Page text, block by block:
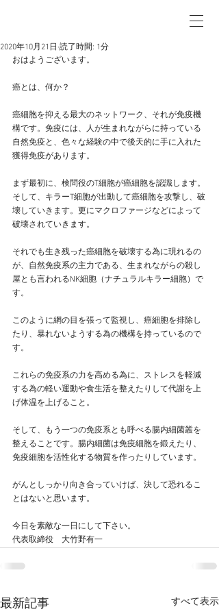
2020年10月21日 読了時間: 1分
おはようございます。
癌とは、何か？
癌細胞を抑える最大のネットワーク、それが免疫機
構です。免疫には、人が生まれながらに持っている
自然免疫と、色々な経験の中で後天的に手に入れた
獲得免疫があります。
まず最初に、検問役のT細胞が癌細胞を認識します。
そして、キラーT細胞が出動して癌細胞を攻撃し、破
壊していきます。更にマクロファージなどによって
破壊されていきます。
それでも生き残った癌細胞を破壊する為に現れるの
が、自然免疫系の主力である、生まれながらの殺し
屋とも言われるNK細胞（ナチュラルキラー細胞）で
す。
このように網の目を張って監視し、癌細胞を排除し
たり、暴れないようする為の機構を持っているので
す。
これらの免疫系の力を高める為に、ストレスを軽減
する為の軽い運動や食生活を整えたりして代謝を上
げ体温を上げること。
そして、もう一つの免疫系とも呼べる腸内細菌叢を
整えることです。腸内細菌は免疫細胞を鍛えたり、
免疫細胞を活性化する物質を作ったりしています。
がんとしっかり向き合っていけば、決して恐れるこ
とはないと思います。
今日を素敵な一日にして下さい。
代表取締役　大竹野有一
最新記事 すべて表示